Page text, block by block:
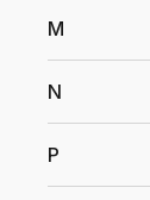
M
N
P